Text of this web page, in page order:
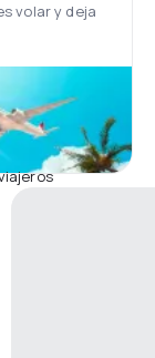
volar y deja